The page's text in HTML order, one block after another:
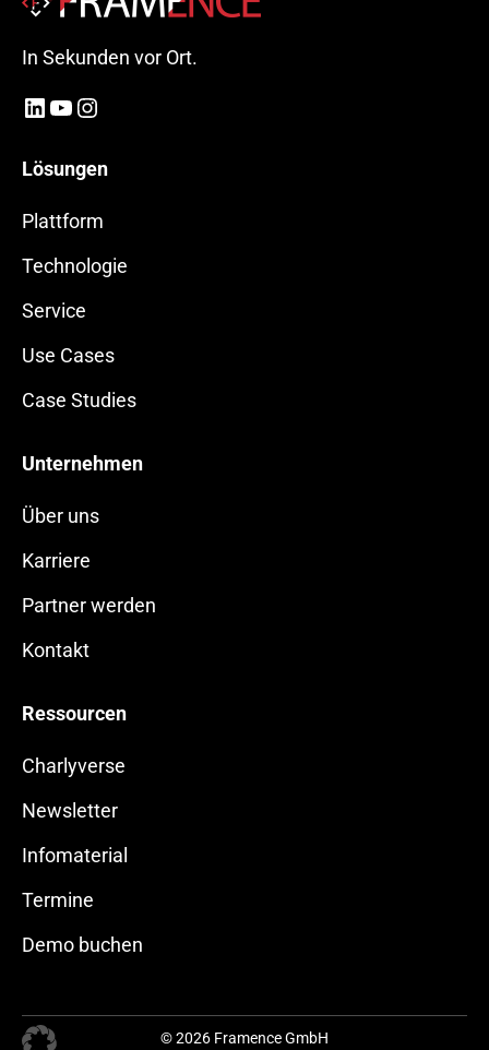
In Sekunden vor Ort.
LinkedIn YouTube Instagram
Lösungen
Plattform
Technologie
Service
Use Cases
Case Studies
Unternehmen
Über uns
Karriere
Partner werden
Kontakt
Ressourcen
Charlyverse
Newsletter
Infomaterial
Termine
Demo buchen
© 2026 Framence GmbH